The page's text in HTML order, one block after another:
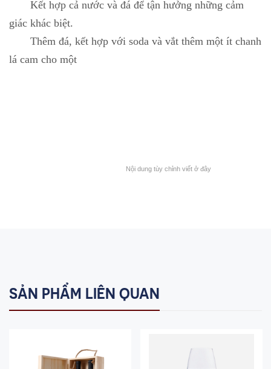
Kết hợp cả nước và đá để tận hưởng những cảm
giác khác biệt.
Thêm đá, kết hợp với soda và vắt thêm một ít chanh
lá cam cho một
Nội dung tùy chỉnh viết ở đây
SẢN PHẨM LIÊN QUAN